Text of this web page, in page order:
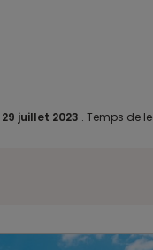
29 juillet 2023 . Temps de